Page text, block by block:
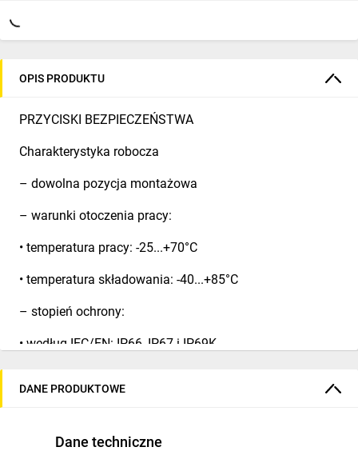
OPIS PRODUKTU
PRZYCISKI BEZPIECZEŃSTWA
Charakterystyka robocza
– dowolna pozycja montażowa
– warunki otoczenia pracy:
• temperatura pracy: -25...+70°C
• temperatura składowania: -40...+85°C
– stopień ochrony:
• według IEC/EN: IP66, IP67 i IP69K
DANE PRODUKTOWE
Dane techniczne